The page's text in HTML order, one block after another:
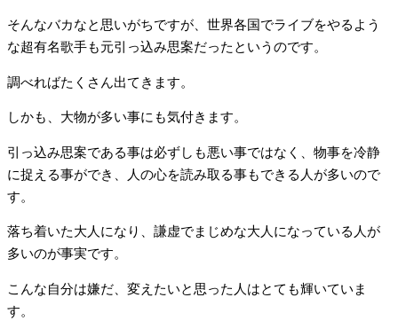
そんなバカなと思いがちですが、世界各国でライブをやるよう
な超有名歌手も元引っ込み思案だったというのです。
調べればたくさん出てきます。
しかも、大物が多い事にも気付きます。
引っ込み思案である事は必ずしも悪い事ではなく、物事を冷静
に捉える事ができ、人の心を読み取る事もできる人が多いので
す。
落ち着いた大人になり、謙虚でまじめな大人になっている人が
多いのが事実です。
こんな自分は嫌だ、変えたいと思った人はとても輝いていま
す。